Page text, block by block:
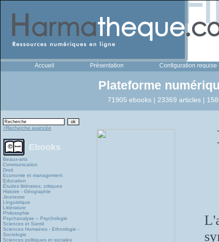
Accueil Présentation Configuration requise
Plateforme
71905 ebooks | 23369 articles |
>Recherche avancée
Ebooks
Beaux-arts
Communication
Droit
Economie et management
Education
Études littéraires, critiques
Histoire - Géographie
Jeunesse
Linguistique
Littérature
Philosophie
Psychanalyse – Psychologie
Sciences et Santé
Sciences Humaines - Ethnologie -
Sociologie
Sciences politiques et sociales